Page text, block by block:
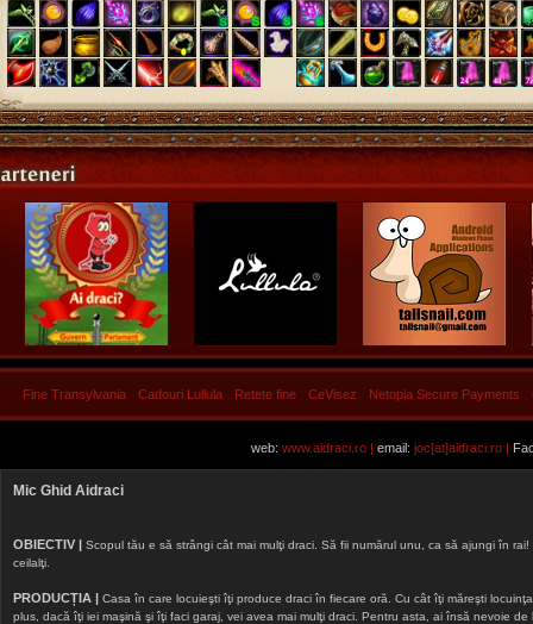
Fine Transylvania Cadouri Lullula Retete fine CeVisez Netopia Secure Payments
web: www.aidraci.ro | email: joc[at]aidraci.ro |
Mic Ghid Aidraci
OBIECTIV | Scopul tău e să strângi cât mai mulţi draci. Să fii numărul unu, ca să ajungi în
ceilalţi.
PRODUCȚIA | Casa în care locuieşti îţi produce draci în fiecare oră. Cu cât îţi măreşti
plus, dacă îţi iei maşină şi îţi faci garaj, vei avea mai mulţi draci. Pentru asta, ai însă nevoie